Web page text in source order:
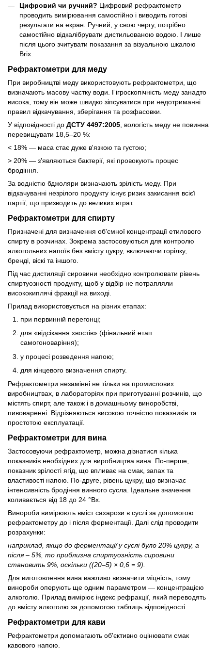
Цифровий чи ручний? Цифровий рефрактометр
проводить вимірювання самостійно і виводить готові
результати на екран. Ручний, у свою чергу, потрібно
самостійно відкалібрувати дистильованою водою. І лише
після цього зчитувати показання за візуальною шкалою
Brix.
Рефрактометри для меду
При виробництві меду використовують рефрактометри, що
визначають масову частку води. Гігроскопічність меду занадто
висока, тому він може швидко зіпсуватися при недотриманні
правил відкачування, зберігання та розфасовки.
У відповідності до ДСТУ 4497:2005 , вологість меду не повинна
перевищувати 18,5–20 %:
< 18% — маса стає дуже в'язкою та густою;
> 20% — з'являються бактерії, які провокують процес
бродіння.
За водністю бджоляри визначають зрілість меду. При
відкачуванні незрілого продукту існує ризик закисання всієї
партії, що призводить до великих втрат.
Рефрактометри для спирту
Призначені для визначення об'ємної концентрації етилового
спирту в розчинах. Зокрема застосовуються для контролю
алкогольних напоїв без вмісту цукру, включаючи горілку,
бренді, віскі та іншого.
Під час дистиляції сировини необхідно контролювати рівень
спиртуозності продукту, щоб у відбір не потрапляли
висококиплячі фракції на виході.
Прилад використовується на різних етапах:
при первинній перегонці;
для «відсікання хвостів» (фінальний етап
самогоноваріння);
у процесі розведення напою;
для кінцевого визначення спирту.
Рефрактометри незамінні не тільки на промислових
виробництвах, в лабораторіях при приготуванні розчинів, що
містять спирт, але також і в домашньому виноробстві,
пивоваренні. Відрізняються високою точністю показників та
простотою експлуатації.
Рефрактометри для вина
Застосовуючи рефрактометр, можна дізнатися кілька
показників необхідних для виробництва вина. По-перше,
показник зрілості ягід, що впливає на смак, запах та
властивості напою. По-друге, рівень цукру, що визначає
інтенсивність бродіння винного сусла. Ідеальне значення
коливається від 18 до 24 °Bx.
Винороби вимірюють вміст сахарози в суслі за допомогою
рефрактометру до і після ферментації. Далі слід проводити
розрахунки:
наприклад, якщо до ферментації у суслі було 20% цукру, а
після – 5%, то приблизна спиртуозність сировини
становить 9%, оскільки ((20–5) × 0,6 = 9).
Для виготовлення вина важливо визначити міцність, тому
винороби оперують ще одним параметром — концентрацією
алкоголю. Прилад вимірює індекс рефракції, який переводять
до вмісту алкоголю за допомогою таблиць відповідності.
Рефрактометри для кави
Рефрактометри допомагають об'єктивно оцінювати смак
кавового напою.